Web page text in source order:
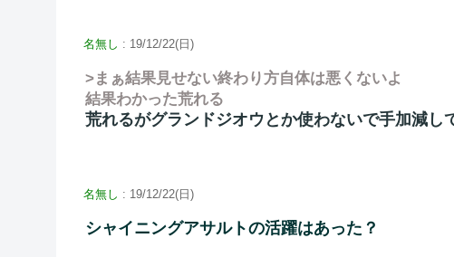
名無し : 19/12/22(日)
>まぁ結果見せない終わり方自体は悪くないよ
結果わかった荒れる
荒れるがグランドジオウとか使わないで手加減し
名無し : 19/12/22(日)
シャイニングアサルトの活躍はあった？